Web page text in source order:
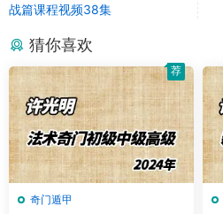
战篇课程视频38集
猜你喜欢
奇门遁甲
荐